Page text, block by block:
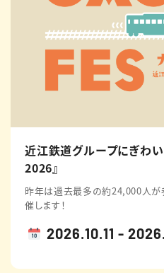
近江鉄道グループにぎわい
2026』
昨年は過去最多の約24,000人が
催します！
2026.10.11 -